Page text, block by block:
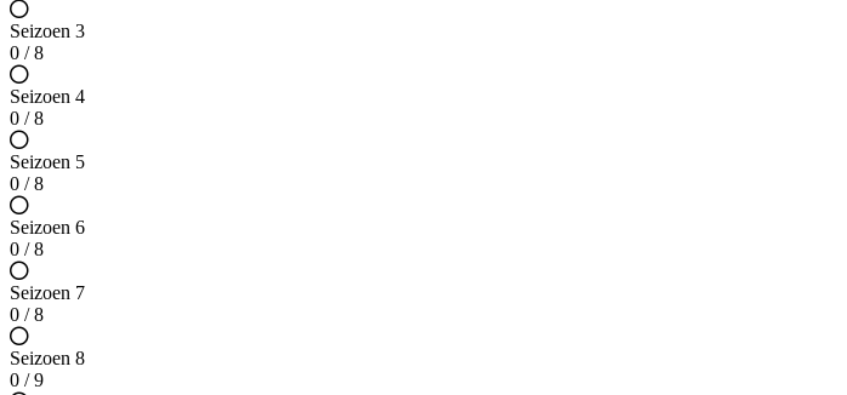
Seizoen 3
0 / 8
Seizoen 4
0 / 8
Seizoen 5
0 / 8
Seizoen 6
0 / 8
Seizoen 7
0 / 8
Seizoen 8
0 / 9